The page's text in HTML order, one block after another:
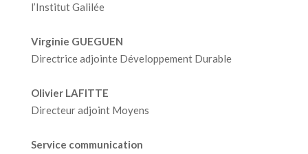
l’Institut Galilée
Virginie GUEGUEN
Directrice adjointe Développement Durable
Olivier LAFITTE
Directeur adjoint Moyens
Service communication